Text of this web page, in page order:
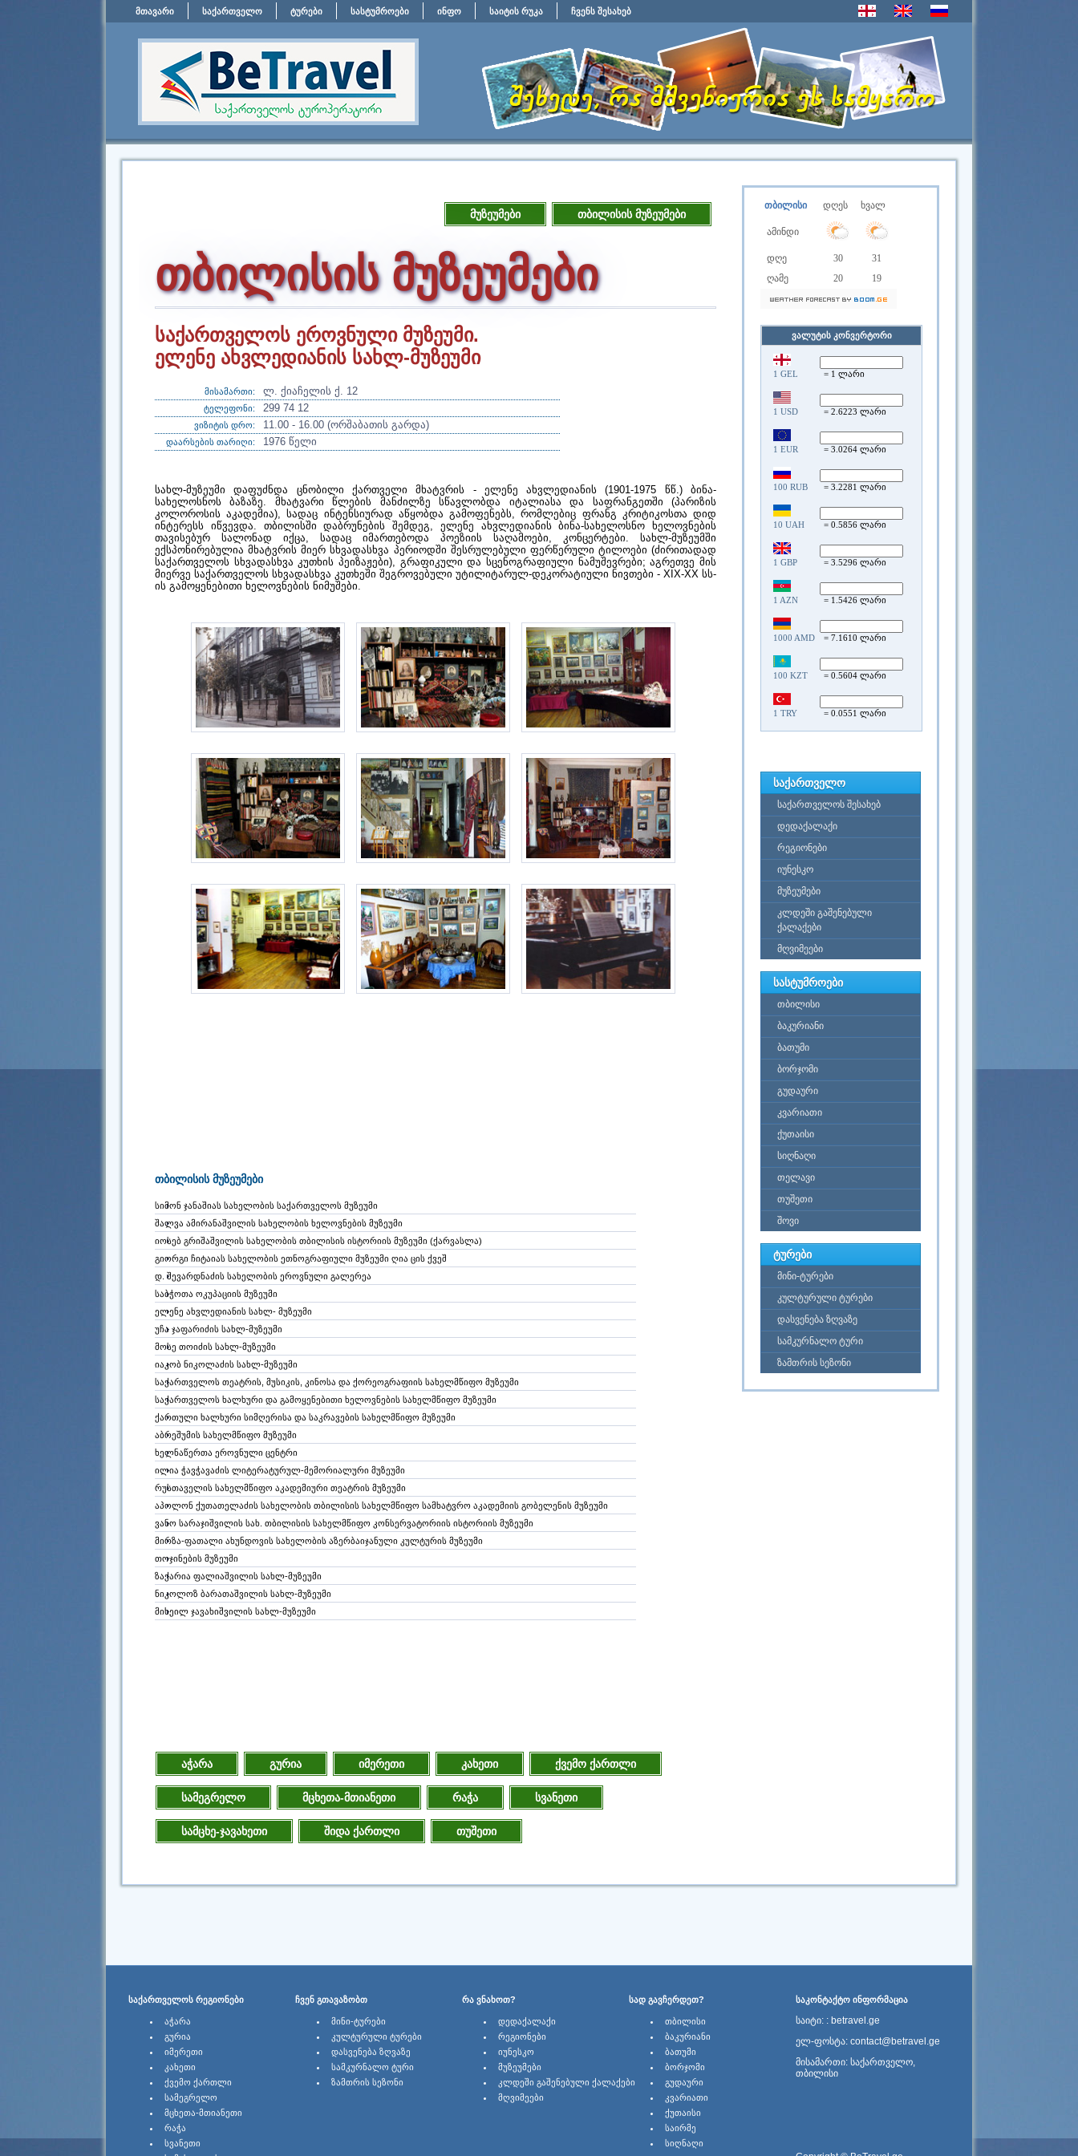
მთავარი საქართველო ტურები სასტუმროები ინფო საიტის რუკა ჩვენს შესახებ
თბილისი დღეს ხვალ
ამინდი
დღე 30
31
ღამე
20 19
ვალუტის კონვერტორი
1 GEL = 1 ლარი
1 USD = 2.6223 ლარი
1 EUR = 3.0264 ლარი
100 RUB = 3.2281 ლარი
10 UAH = 0.5856 ლარი
1 GBP = 3.5296 ლარი
1 AZN = 1.5426 ლარი
1000 AMD = 7.1610 ლარი
100 KZT = 0.5604 ლარი
1 TRY = 0.0551 ლარი
საქართველო
საქართველოს შესახებ
დედაქალაქი
რეგიონები
იუნესკო
მუზეუმები
კლდეში გაშენებული
ქალაქები
მღვიმეები
სასტუმროები
თბილისი
ბაკურიანი
ბათუმი
ბორჯომი
გუდაური
კვარიათი
ქუთაისი
სიღნაღი
თელავი
თუშეთი
შოვი
ტურები
მინი-ტურები
კულტურული ტურები
დასვენება ზღვაზე
სამკურნალო ტური
ზამთრის სეზონი
მუზეუმები თბილისის მუზეუმები
თბილისის მუზეუმები
საქართველოს ეროვნული მუზეუმი.
ელენე ახვლედიანის სახლ-მუზეუმი
მისამართი: ლ. ქიაჩელის ქ. 12
ტელეფონი: 299 74 12
ვიზიტის დრო: 11.00 - 16.00 (ორშაბათის გარდა)
დაარსების თარიღი: 1976 წელი
სახლ-მუზეუმი დაფუძნდა ცნობილი ქართველი მხატვრის - ელენე ახვლედიანის (1901-1975 წწ.) ბინა-
სახელოსნოს ბაზაზე. მხატვარი წლების მანძილზე სწავლობდა იტალიასა და საფრანგეთში (პარიზის
კოლოროსის აკადემია), სადაც ინტენსიურად აწყობდა გამოფენებს, რომლებიც ფრანგ კრიტიკოსთა დიდ
ინტერესს იწვევდა. თბილისში დაბრუნების შემდეგ, ელენე ახვლედიანის ბინა-სახელოსნო ხელოვნების
თავისებურ სალონად იქცა, სადაც იმართებოდა პოეზიის საღამოები, კონცერტები. სახლ-მუზეუმში
ექსპონირებულია მხატვრის მიერ სხვადასხვა პერიოდში შესრულებული ფერწერული ტილოები (ძირითადად
საქართველოს სხვადასხვა კუთხის პეიზაჟები), გრაფიკული და სცენოგრაფიული ნამუშევრები; აგრეთვე მის
მიერვე საქართველოს სხვადასხვა კუთხეში შეგროვებული უტილიტარულ-დეკორატიული ნივთები - XIX-XX სს-
ის გამოყენებითი ხელოვნების ნიმუშები.
თბილისის მუზეუმები
სიმონ ჯანაშიას სახელობის საქართველოს მუზეუმი
შალვა ამირანაშვილის სახელობის ხელოვნების მუზეუმი
იოსებ გრიშაშვილის სახელობის თბილისის ისტორიის მუზეუმი (ქარვასლა)
გიორგი ჩიტაიას სახელობის ეთნოგრაფიული მუზეუმი ღია ცის ქვეშ
დ. შევარდნაძის სახელობის ეროვნული გალერეა
საბჭოთა ოკუპაციის მუზეუმი
ელენე ახვლედიანის სახლ- მუზეუმი
უჩა ჯაფარიძის სახლ-მუზეუმი
მოსე თოიძის სახლ-მუზეუმი
იაკობ ნიკოლაძის სახლ-მუზეუმი
საქართველოს თეატრის, მუსიკის, კინოსა და ქორეოგრაფიის სახელმწიფო მუზეუმი
საქართველოს ხალხური და გამოყენებითი ხელოვნების სახელმწიფო მუზეუმი
ქართული ხალხური სიმღერისა და საკრავების სახელმწიფო მუზეუმი
აბრეშუმის სახელმწიფო მუზეუმი
ხელნაწერთა ეროვნული ცენტრი
ილია ჭავჭავაძის ლიტერატურულ-მემორიალური მუზეუმი
რუსთაველის სახელმწიფო აკადემიური თეატრის მუზეუმი
აპოლონ ქუთათელაძის სახელობის თბილისის სახელმწიფო სამხატვრო აკადემიის გობელენის მუზეუმი
ვანო სარაჯიშვილის სახ. თბილისის სახელმწიფო კონსერვატორიის ისტორიის მუზეუმი
მირზა-ფათალი ახუნდოვის სახელობის აზერბაიჯანული კულტურის მუზეუმი
თოჯინების მუზეუმი
ზაქარია ფალიაშვილის სახლ-მუზეუმი
ნიკოლოზ ბარათაშვილის სახლ-მუზეუმი
მიხეილ ჯავახიშვილის სახლ-მუზეუმი
აჭარა გურია იმერეთი კახეთი ქვემო ქართლი
სამეგრელო მცხეთა-მთიანეთი რაჭა სვანეთი
სამცხე-ჯავახეთი შიდა ქართლი თუშეთი
ᲡᲐᲥᲐᲠᲗᲕᲔᲚᲝᲡ ᲠᲔᲒᲘᲝᲜᲔᲑᲘ ᲩᲕᲔᲜ ᲒᲗᲐᲕᲐᲖᲝᲑᲗ ᲠᲐ ᲕᲜᲐᲮᲝᲗ? ᲡᲐᲓ ᲒᲐᲕᲩᲔᲠᲓᲔᲗ? ᲡᲐᲙᲝᲜᲢᲐᲥᲢᲝ ᲘᲜᲤᲝᲠᲛᲐᲪᲘᲐ
ᲐᲭᲐᲠᲐ
ᲒᲣᲠᲘᲐ
ᲘᲛᲔᲠᲔᲗᲘ
ᲙᲐᲮᲔᲗᲘ
ᲥᲕᲔᲛᲝ ᲥᲐᲠᲗᲚᲘ
ᲡᲐᲛᲔᲒᲠᲔᲚᲝ
ᲛᲪᲮᲔᲗᲐ-ᲛᲗᲘᲐᲜᲔᲗᲘ
ᲠᲐᲭᲐ
ᲡᲕᲐᲜᲔᲗᲘ
ᲛᲘᲜᲘ-ᲢᲣᲠᲔᲑᲘ
ᲙᲣᲚᲢᲣᲠᲣᲚᲘ ᲢᲣᲠᲔᲑᲘ
ᲓᲐᲡᲕᲔᲜᲔᲑᲐ ᲖᲦᲕᲐᲖᲔ
ᲡᲐᲛᲙᲣᲠᲜᲐᲚᲝ ᲢᲣᲠᲘ
ᲖᲐᲛᲗᲠᲘᲡ ᲡᲔᲖᲝᲜᲘ
ᲓᲔᲓᲐᲥᲐᲚᲐᲥᲘ
ᲠᲔᲒᲘᲝᲜᲔᲑᲘ
ᲘᲣᲜᲔᲡᲙᲝ
ᲛᲣᲖᲔᲣᲛᲔᲑᲘ
ᲙᲚᲓᲔᲨᲘ ᲒᲐᲨᲔᲜᲔᲑᲣᲚᲘ ᲥᲐᲚᲐᲥᲔᲑᲘ
ᲛᲦᲕᲘᲛᲔᲔᲑᲘ
ᲗᲑᲘᲚᲘᲡᲘ
ᲑᲐᲙᲣᲠᲘᲐᲜᲘ
ᲑᲐᲗᲣᲛᲘ
ᲑᲝᲠᲯᲝᲛᲘ
ᲒᲣᲓᲐᲣᲠᲘ
ᲙᲕᲐᲠᲘᲐᲗᲘ
ᲥᲣᲗᲐᲘᲡᲘ
ᲡᲐᲘᲠᲛᲔ
ᲡᲘᲦᲜᲐᲦᲘ
საიტი: : betravel.ge
ელ-ფოსტა: contact@betravel.ge
მისამართი: საქართველო,
თბილისი